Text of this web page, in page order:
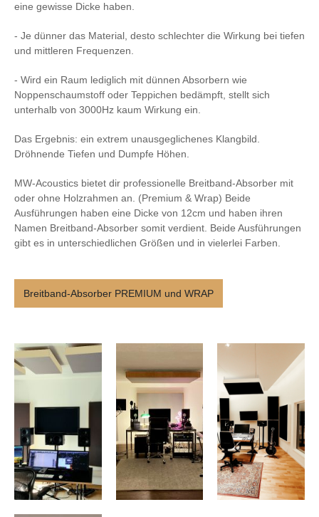
eine gewisse Dicke haben.
- Je dünner das Material, desto schlechter die Wirkung bei tiefen
und mittleren Frequenzen.
- Wird ein Raum lediglich mit dünnen Absorbern wie
Noppenschaumstoff oder Teppichen bedämpft, stellt sich
unterhalb von 3000Hz kaum Wirkung ein.
Das Ergebnis: ein extrem unausgeglichenes Klangbild.
Dröhnende Tiefen und Dumpfe Höhen.
MW-Acoustics bietet dir professionelle Breitband-Absorber mit
oder ohne Holzrahmen an. (Premium & Wrap) Beide
Ausführungen haben eine Dicke von 12cm und haben ihren
Namen Breitband-Absorber somit verdient. Beide Ausführungen
gibt es in unterschiedlichen Größen und in vielerlei Farben.
Breitband-Absorber PREMIUM und WRAP